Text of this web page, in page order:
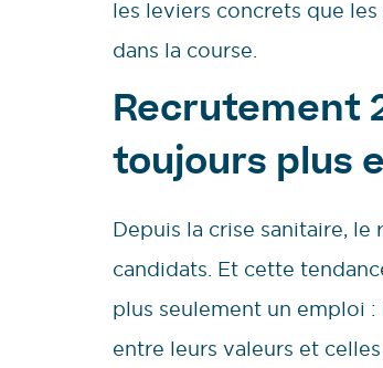
les leviers concrets que
dans la course.
Recrutement
toujours plus
Depuis la crise sanitaire,
candidats. Et cette
plus seulement un emploi
entre leurs valeurs et